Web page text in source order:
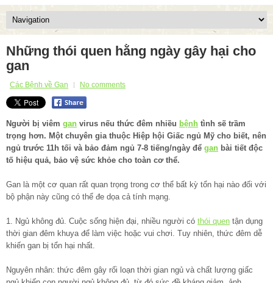
Những thói quen hằng ngày gây hại cho
gan
Các Bệnh về Gan No comments
Người bị viêm gan virus nếu thức đêm nhiều bệnh tình sẽ trầm
trọng hơn. Một chuyên gia thuộc Hiệp hội Giấc ngủ Mỹ cho biết, nên
ngủ trước 11h tối và bảo đảm ngủ 7-8 tiếng/ngày để gan bài tiết độc
tố hiệu quả, bảo vệ sức khỏe cho toàn cơ thể.
Gan là một cơ quan rất quan trọng trong cơ thể bất kỳ tổn hại nào đối với
bộ phận này cũng có thể đe dọa cả tính mạng.
1. Ngủ không đủ. Cuộc sống hiện đại, nhiều người có thói quen tận dụng
thời gian đêm khuya để làm việc hoặc vui chơi. Tuy nhiên, thức đêm dễ
khiến gan bị tổn hại nhất.
Nguyên nhân: thức đêm gây rối loạn thời gian ngủ và chất lượng giấc